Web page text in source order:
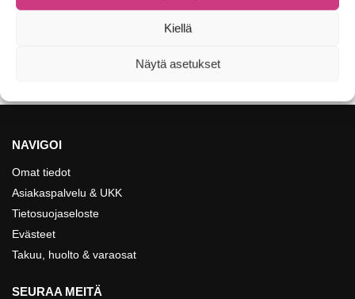
Kiellä
Näytä asetukset
NAVIGOI
Omat tiedot
Asiakaspalvelu & UKK
Tietosuojaseloste
Evästeet
Takuu, huolto & varaosat
SEURAA MEITÄ